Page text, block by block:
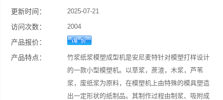
更新时间： 2025-07-21
访问次数： 2004
产品报价：
产品特点：
竹浆纸浆模塑成型机是安尼麦特针对模塑打样设计
的一款小型模塑机。以草浆，蔗渣，木浆，芦苇
浆，废纸浆为原料，在模塑机上由特殊的模具塑造
出一定形状的纸制品。其制作过程由制浆、吸附成